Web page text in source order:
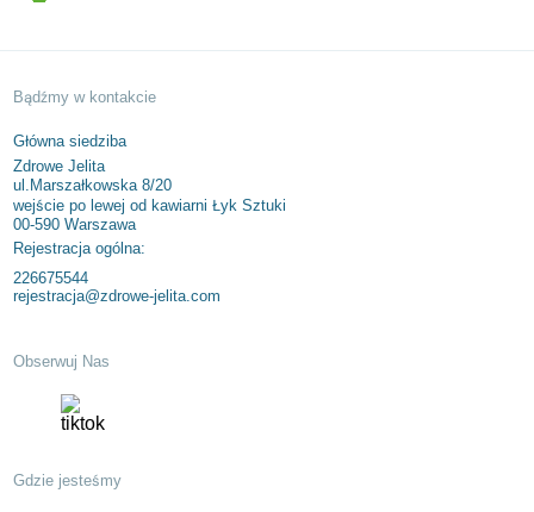
Bądźmy w kontakcie
Główna siedziba
Zdrowe Jelita
ul.Marszałkowska 8/20
wejście po lewej od kawiarni Łyk Sztuki
00-590 Warszawa
Rejestracja ogólna:
226675544
rejestracja@zdrowe-jelita.com
Obserwuj Nas
Gdzie jesteśmy